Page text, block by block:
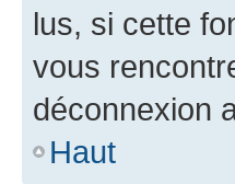
lus, si cette
vous
déconnexion
Haut